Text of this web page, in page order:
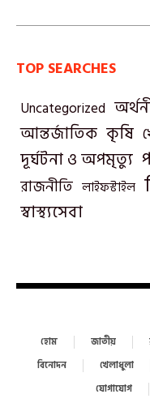
TOP SEARCHES
Uncategorized
আন্তর্জাতিক কৃষি
দূর্ঘটনা ও অপমৃত্যু
রাজনীতি লাইফস্টাইল
স্বাস্থ্যসেবা
হোম জাতীয়
বিনোদন
খেলাধুলা
যোগাযোগ